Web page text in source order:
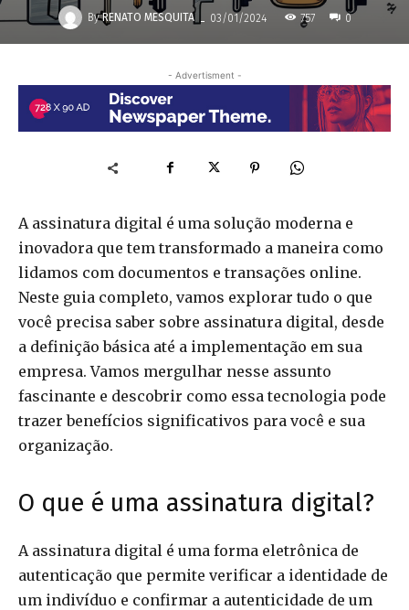
By RENATO MESQUITA - 03/01/2024 757 0
- Advertisment -
A assinatura digital é uma solução moderna e
inovadora que tem transformado a maneira como
lidamos com documentos e transações online.
Neste guia completo, vamos explorar tudo o que
você precisa saber sobre assinatura digital, desde
a definição básica até a implementação em sua
empresa. Vamos mergulhar nesse assunto
fascinante e descobrir como essa tecnologia pode
trazer benefícios significativos para você e sua
organização.
O que é uma assinatura digital?
A assinatura digital é uma forma eletrônica de
autenticação que permite verificar a identidade de
um indivíduo e confirmar a autenticidade de um